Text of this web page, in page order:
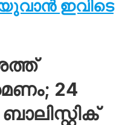
ഇവിടെ
24